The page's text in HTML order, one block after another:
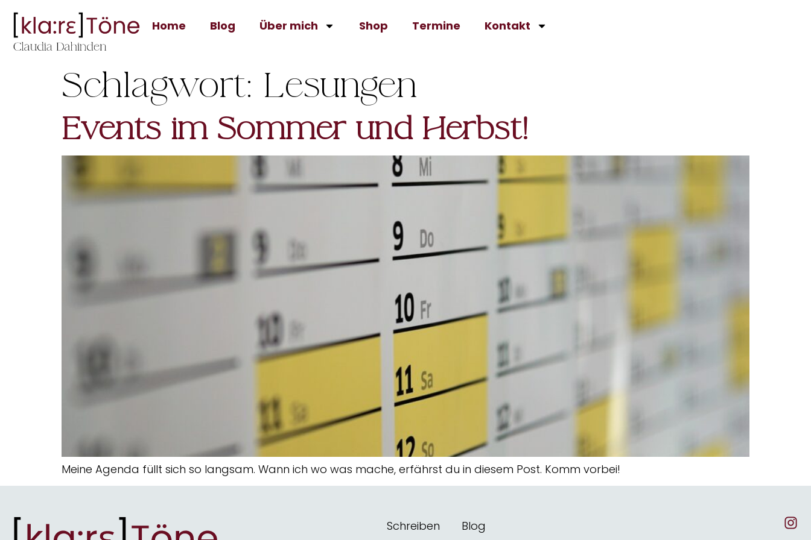
Home Blog Über mich Shop Termine Kontakt
Schlagwort: Lesungen
Events im Sommer und Herbst!
Meine Agenda füllt sich so langsam. Wann ich wo was mache, erfährst du in diesem Post. Komm vorbei!
Schreiben Blog